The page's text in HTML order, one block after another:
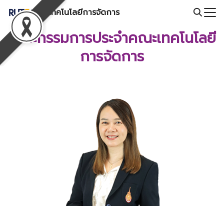
content
คณะเทคโนโลยีการจัดการ
Search
for:
คณะกรรมการประจำคณะเทคโนโลยี
การจัดการ